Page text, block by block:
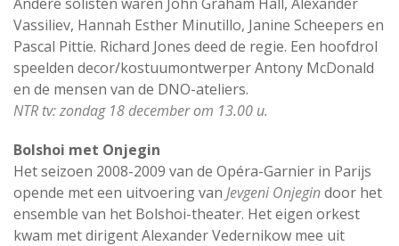
Vassiliev, Hannah Esther Minutillo, Janine Scheepers en
Pascal Pittie. Richard Jones deed de regie. Een hoofdrol
speelden decor/kostuumontwerper Antony McDonald
en de mensen van de DNO-ateliers.
NTR tv: zondag 18 december om 13.00 u.
Bolshoi met Onjegin
Het seizoen 2008-2009 van de Opéra-Garnier in Parijs
opende met een uitvoering van Jevgeni Onjegindoor het
ensemble van het Bolshoi-theater. Het eigen orkest
kwam met dirigent Alexander Vedernikow mee uit